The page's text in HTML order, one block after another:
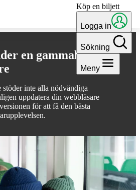
en gammal
inte alla nödvändiga
uppdatera din webbläsare
för att få den bästa
Köp en biljett
Logga in
Sökning
Meny